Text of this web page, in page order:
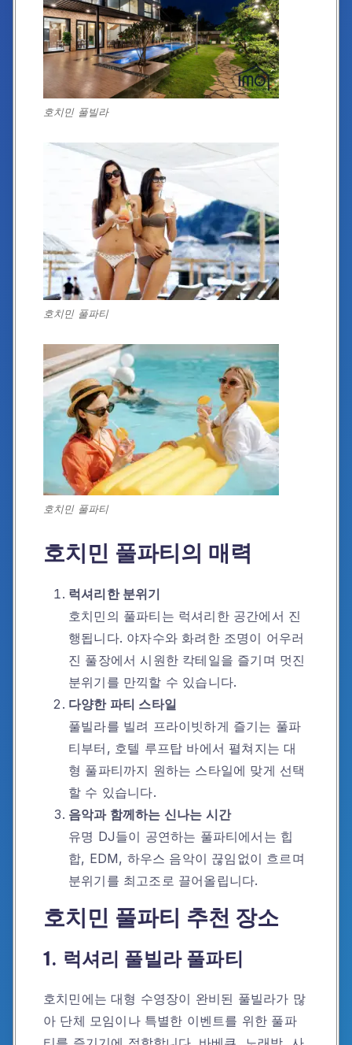
호치민 풀빌라
호치민 풀파티
호치민 풀파티
호치민 풀파티의 매력
럭셔리한 분위기
호치민의 풀파티는 럭셔리한 공간에서 진
행됩니다. 야자수와 화려한 조명이 어우러
진 풀장에서 시원한 칵테일을 즐기며 멋진
분위기를 만끽할 수 있습니다.
다양한 파티 스타일
풀빌라를 빌려 프라이빗하게 즐기는 풀파
티부터, 호텔 루프탑 바에서 펼쳐지는 대
형 풀파티까지 원하는 스타일에 맞게 선택
할 수 있습니다.
음악과 함께하는 신나는 시간
유명 DJ들이 공연하는 풀파티에서는 힙
합, EDM, 하우스 음악이 끊임없이 흐르며
분위기를 최고조로 끌어올립니다.
호치민 풀파티 추천 장소
1. 럭셔리 풀빌라 풀파티
호치민에는 대형 수영장이 완비된 풀빌라가 많
아 단체 모임이나 특별한 이벤트를 위한 풀파